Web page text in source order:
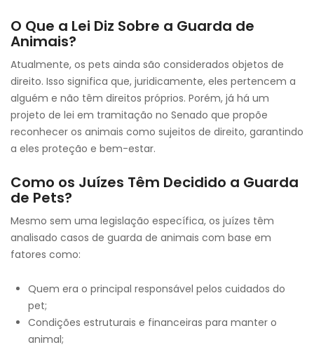
O Que a Lei Diz Sobre a Guarda de
Animais?
Atualmente, os pets ainda são considerados objetos de
direito. Isso significa que, juridicamente, eles pertencem a
alguém e não têm direitos próprios. Porém, já há um
projeto de lei em tramitação no Senado que propõe
reconhecer os animais como sujeitos de direito, garantindo
a eles proteção e bem-estar.
Como os Juízes Têm Decidido a Guarda
de Pets?
Mesmo sem uma legislação específica, os juízes têm
analisado casos de guarda de animais com base em
fatores como:
Quem era o principal responsável pelos cuidados do
pet;
Condições estruturais e financeiras para manter o
animal;